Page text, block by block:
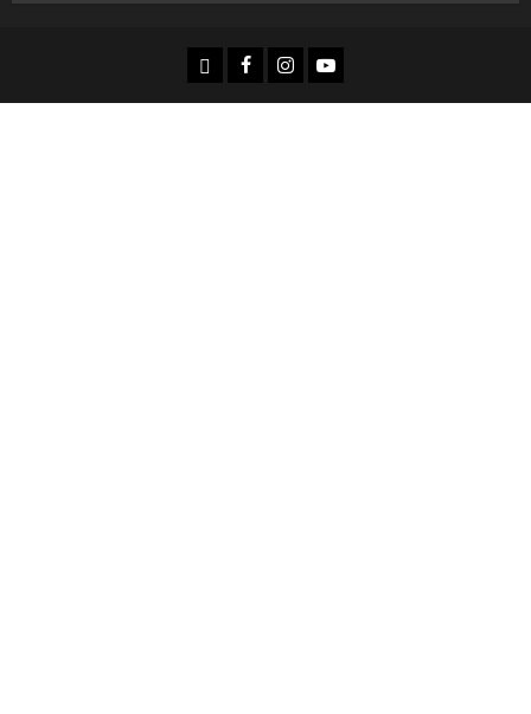
доwнлоад
Фацебоок
Инстаграм
Yоутубе